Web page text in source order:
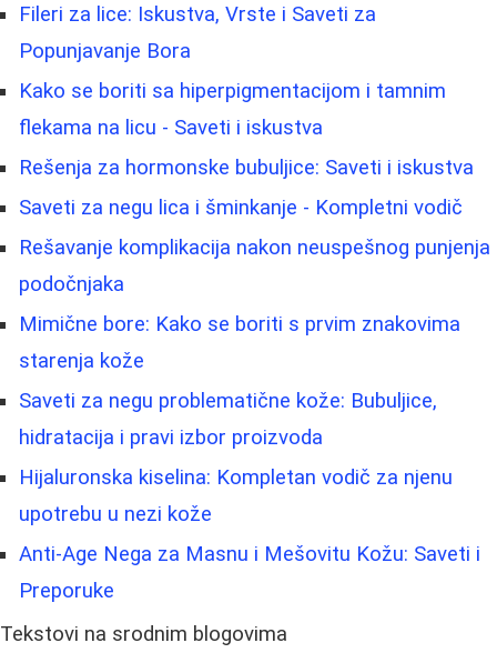
Fileri za lice: Iskustva, Vrste i Saveti za
Popunjavanje Bora
Kako se boriti sa hiperpigmentacijom i tamnim
flekama na licu - Saveti i iskustva
Rešenja za hormonske bubuljice: Saveti i iskustva
Saveti za negu lica i šminkanje - Kompletni vodič
Rešavanje komplikacija nakon neuspešnog punjenja
podočnjaka
Mimične bore: Kako se boriti s prvim znakovima
starenja kože
Saveti za negu problematične kože: Bubuljice,
hidratacija i pravi izbor proizvoda
Hijaluronska kiselina: Kompletan vodič za njenu
upotrebu u nezi kože
Anti-Age Nega za Masnu i Mešovitu Kožu: Saveti i
Preporuke
Tekstovi na srodnim blogovima